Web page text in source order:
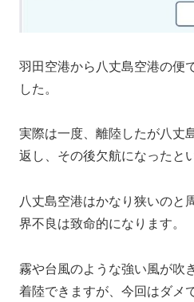
羽田空港から八丈島空港の便
した。
実際は一度、離陸したが八丈
返し、その後欠航になったと
八丈島空港はかなり狭いのと
界不良は致命的になります。
霧や台風のような強い風が吹
着陸できますが、今回はダメ